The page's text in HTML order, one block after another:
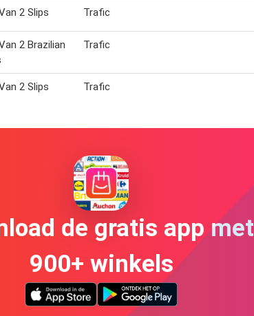
2 Slips Trafic
2 Brazilian
Trafic
2 Slips Trafic
de gratis app met
900+ winkels